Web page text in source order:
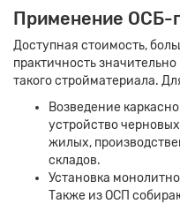
Применение ОСБ-
Доступная стоимость,
практичность
такого стройматериала.
Возведение
устройство
жилых,
складов.
Установка
Также из ОСП